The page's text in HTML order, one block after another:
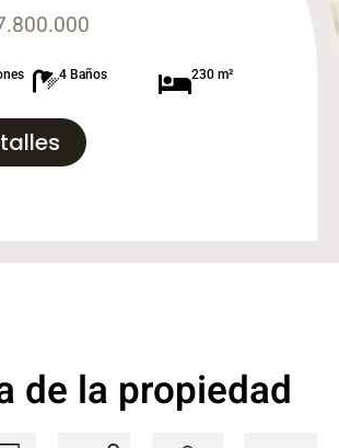
4 Baños 230 m²
de la propiedad